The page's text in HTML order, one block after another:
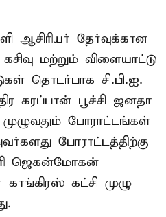
ஆசிரியர் தேர்வுக்கான
மற்றும் விளையாட்டு
தொடர்பாக சி.பி.ஐ.
கரப்பான் பூச்சி ஜனதா
முழுவதும் போராட்டங்கள்
போராட்டத்திற்கு
ஜெகன்மோகன்
கட்சி முழு